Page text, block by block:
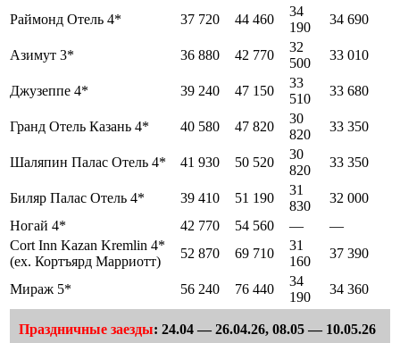
Раймонд Отель 4* 37 720 44 460
34
190
34 690
Азимут 3* 36 880 42 770
32
500
33 010
Джузеппе 4* 39 240 47 150
33
510
33 680
Гранд Отель Казань 4* 40 580 47 820
30
820
33 350
Шаляпин Палас Отель 4* 41 930 50 520
30
820
33 350
Биляр Палас Отель 4* 39 410 51 190
31
830
32 000
Ногай 4*
42 770 54 560 —
—
Cort Inn Kazan Kremlin 4*
(ex. Кортъярд Марриотт)
52 870 69 710
31
160
37 390
Мираж 5* 56 240 76 440
34
190
34 360
Праздничные заезды: 24.04 — 26.04.26, 08.05 — 10.05.26